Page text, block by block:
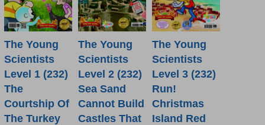
The Young
Scientists
Level 1 (232)
The
Courtship Of
The Turkey
The Young
Scientists
Level 2 (232)
Sea Sand
Cannot Build
Castles That
The Young
Scientists
Level 3 (232)
Run!
Christmas
Island Red